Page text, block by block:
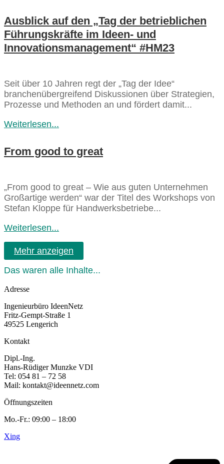
Ausblick auf den „Tag der betrieblichen
Führungskräfte im Ideen- und
Innovationsmanagement“ #HM23
Seit über 10 Jahren regt der „Tag der Idee“
branchenübergreifend Diskussionen über Strategien,
Prozesse und Methoden an und fördert damit...
Weiterlesen...
From good to great
„From good to great – Wie aus guten Unternehmen
Großartige werden“ war der Titel des Workshops von
Stefan Kloppe für Handwerksbetriebe...
Weiterlesen...
Mehr anzeigen
Das waren alle Inhalte...
Adresse
Ingenieurbüro IdeenNetz
Fritz-Gempt-Straße 1
49525 Lengerich
Kontakt
Dipl.-Ing.
Hans-Rüdiger Munzke VDI
Tel: 054 81 – 72 58
Mail: kontakt@ideennetz.com
Öffnungszeiten
Mo.-Fr.: 09:00 – 18:00
Xing